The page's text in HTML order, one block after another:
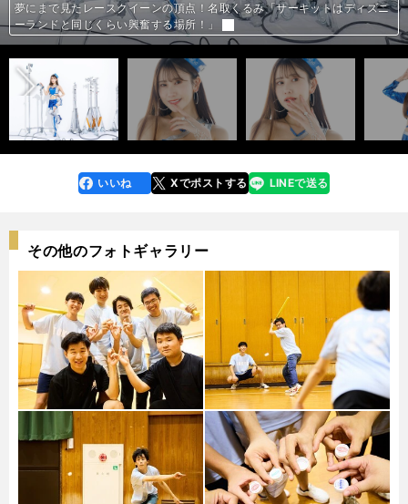
後編「伝説のトップレースクイーンやK-1ガールズも...19人のレースクイ
ーンがサーキットに華を添える！」＞＞
後編「伝説のトップレースクイーンやK-1ガールズも...19人のレースクイ
ーンがサーキットに華を添える！」＞＞
後編「伝説のトップレースクイーンやK-1ガールズも...19人のレースクイ
ーンがサーキットに華を添える！」＞＞
後編「伝説のトップレースクイーンやK-1ガールズも...19人のレースクイ
ーンがサーキットに華を添える！」＞＞
後編「伝説のトップレースクイーンやK-1ガールズも...19人のレースクイ
ーンがサーキットに華を添える！」＞＞
後編「伝説のトップレースクイーンやK-1ガールズも...19人のレースクイ
ーンがサーキットに華を添える！」＞＞
後編「伝説のトップレースクイーンやK-1ガールズも...19人のレースクイ
ーンがサーキットに華を添える！」＞＞
後編「伝説のトップレースクイーンやK-1ガールズも...19人のレースクイ
ーンがサーキットに華を添える！」＞＞
後編「伝説のトップレースクイーンやK-1ガールズも...19人のレースクイ
ーンがサーキットに華を添える！」＞＞
後編「伝説のトップレースクイーンやK-1ガールズも...19人のレースクイ
ーンがサーキットに華を添える！」＞＞
後編「伝説のトップレースクイーンやK-1ガールズも...19人のレースクイ
ーンがサーキットに華を添える！」＞＞
後編「伝説のトップレースクイーンやK-1ガールズも...19人のレースクイ
ーンがサーキットに華を添える！」＞＞
後編「伝説のトップレースクイーンやK-1ガールズも...19人のレースクイ
ーンがサーキットに華を添える！」＞＞
後編「伝説のトップレースクイーンやK-1ガールズも...19人のレースクイ
ーンがサーキットに華を添える！」＞＞
後編「伝説のトップレースクイーンやK-1ガールズも...19人のレースクイ
ーンがサーキットに華を添える！」＞＞
後編「伝説のトップレースクイーンやK-1ガールズも...19人のレースクイ
ーンがサーキットに華を添える！」＞＞
後編「伝説のトップレースクイーンやK-1ガールズも...19人のレースクイ
ーンがサーキットに華を添える！」＞＞
後編「伝説のトップレースクイーンやK-1ガールズも...19人のレースクイ
ーンがサーキットに華を添える！」＞＞
後編「伝説のトップレースクイーンやK-1ガールズも...19人のレースクイ
ーンがサーキットに華を添える！」＞＞
後編「伝説のトップレースクイーンやK-1ガールズも...19人のレースクイ
ーンがサーキットに華を添える！」＞＞
前編「DeNAチア、RIZINガール、ファッションモデル...19人のレースク
イーンがスーパーフォーミュラに集結！」＞＞
前編「DeNAチア、RIZINガール、ファッションモデル...19人のレースク
イーンがスーパーフォーミュラに集結！」＞＞
前編「DeNAチア、RIZINガール、ファッションモデル...19人のレースク
イーンがスーパーフォーミュラに集結！」＞＞
前編「DeNAチア、RIZINガール、ファッションモデル...19人のレースク
イーンがスーパーフォーミュラに集結！」＞＞
前編「DeNAチア、RIZINガール、ファッションモデル...19人のレースク
イーンがスーパーフォーミュラに集結！」＞＞
前編「DeNAチア、RIZINガール、ファッションモデル...19人のレースク
イーンがスーパーフォーミュラに集結！」＞＞
前編「DeNAチア、RIZINガール、ファッションモデル...19人のレースク
イーンがスーパーフォーミュラに集結！」＞＞
前編「DeNAチア、RIZINガール、ファッションモデル...19人のレースク
イーンがスーパーフォーミュラに集結！」＞＞
前編「DeNAチア、RIZINガール、ファッションモデル...19人のレースク
イーンがスーパーフォーミュラに集結！」＞＞
前編「DeNAチア、RIZINガール、ファッションモデル...19人のレースク
イーンがスーパーフォーミュラに集結！」＞＞
前編「DeNAチア、RIZINガール、ファッションモデル...19人のレースク
イーンがスーパーフォーミュラに集結！」＞＞
前編「DeNAチア、RIZINガール、ファッションモデル...19人のレースク
イーンがスーパーフォーミュラに集結！」＞＞
前編「DeNAチア、RIZINガール、ファッションモデル...19人のレースク
イーンがスーパーフォーミュラに集結！」＞＞
前編「DeNAチア、RIZINガール、ファッションモデル...19人のレースク
イーンがスーパーフォーミュラに集結！」＞＞
前編「DeNAチア、RIZINガール、ファッションモデル...19人のレースク
イーンがスーパーフォーミュラに集結！」＞＞
前編「DeNAチア、RIZINガール、ファッションモデル...19人のレースク
イーンがスーパーフォーミュラに集結！」＞＞
前編「DeNAチア、RIZINガール、ファッションモデル...19人のレースク
イーンがスーパーフォーミュラに集結！」＞＞
前編「DeNAチア、RIZINガール、ファッションモデル...19人のレースク
イーンがスーパーフォーミュラに集結！」＞＞
夢にまで見たレースクイーンの頂点！名取くるみ「サーキットはディズニ
ーランドと同じくらい興奮する場所！」
夢にまで見たレースクイーンの頂点！名取くるみ「サーキットはディズニ
ーランドと同じくらい興奮する場所！」
夢にまで見たレースクイーンの頂点！名取くるみ「サーキットはディズニ
ーランドと同じくらい興奮する場所！」
夢にまで見たレースクイーンの頂点！名取くるみ「サーキットはディズニ
ーランドと同じくらい興奮する場所！」
夢にまで見たレースクイーンの頂点！名取くるみ「サーキットはディズニ
ーランドと同じくらい興奮する場所！」
夢にまで見たレースクイーンの頂点！名取くるみ「サーキットはディズニ
ーランドと同じくらい興奮する場所！」
夢にまで見たレースクイーンの頂点！名取くるみ「サーキットはディズニ
ーランドと同じくらい興奮する場所！」
夢にまで見たレースクイーンの頂点！名取くるみ「サーキットはディズニ
ーランドと同じくらい興奮する場所！」
夢にまで見たレースクイーンの頂点！名取くるみ「サーキットはディズニ
ーランドと同じくらい興奮する場所！」
夢にまで見たレースクイーンの頂点！名取くるみ「サーキットはディズニ
ーランドと同じくらい興奮する場所！」
夢にまで見たレースクイーンの頂点！名取くるみ「サーキットはディズニ
ーランドと同じくらい興奮する場所！」
夢にまで見たレースクイーンの頂点！名取くるみ「サーキットはディズニ
ーランドと同じくらい興奮する場所！」
夢にまで見たレースクイーンの頂点！名取くるみ「サーキットはディズニ
ーランドと同じくらい興奮する場所！」
夢にまで見たレースクイーンの頂点！名取くるみ「サーキットはディズニ
ーランドと同じくらい興奮する場所！」
夢にまで見たレースクイーンの頂点！名取くるみ「サーキットはディズニ
ーランドと同じくらい興奮する場所！」
夢にまで見たレースクイーンの頂点！名取くるみ「サーキットはディズニ
ーランドと同じくらい興奮する場所！」
夢にまで見たレースクイーンの頂点！名取くるみ「サーキットはディズニ
ーランドと同じくらい興奮する場所！」
夢にまで見たレースクイーンの頂点！名取くるみ「サーキットはディズニ
ーランドと同じくらい興奮する場所！」
夢にまで見たレースクイーンの頂点！名取くるみ「サーキットはディズニ
ーランドと同じくらい興奮する場所！」
夢にまで見たレースクイーンの頂点！名取くるみ「サーキットはディズニ
ーランドと同じくらい興奮する場所！」
夢にまで見たレースクイーンの頂点！名取くるみ「サーキットはディズニ
ーランドと同じくらい興奮する場所！」
夢にまで見たレースクイーンの頂点！名取くるみ「サーキットはディズニ
ーランドと同じくらい興奮する場所！」
夢にまで見たレースクイーンの頂点！名取くるみ「サーキットはディズニ
ーランドと同じくらい興奮する場所！」
夢にまで見たレースクイーンの頂点！名取くるみ「サーキットはディズニ
ーランドと同じくらい興奮する場所！」
夢にまで見たレースクイーンの頂点！名取くるみ「サーキットはディズニ
ーランドと同じくらい興奮する場所！」
夢にまで見たレースクイーンの頂点！名取くるみ「サーキットはディズニ
ーランドと同じくらい興奮する場所！」
夢にまで見たレースクイーンの頂点！名取くるみ「サーキットはディズニ
ーランドと同じくらい興奮する場所！」
夢にまで見たレースクイーンの頂点！名取くるみ「サーキットはディズニ
ーランドと同じくらい興奮する場所！」
夢にまで見たレースクイーンの頂点！名取くるみ「サーキットはディズニ
ーランドと同じくらい興奮する場所！」
夢にまで見たレースクイーンの頂点！名取くるみ「サーキットはディズニ
ーランドと同じくらい興奮する場所！」
夢にまで見たレースクイーンの頂点！名取くるみ「サーキットはディズニ
ーランドと同じくらい興奮する場所！」
夢にまで見たレースクイーンの頂点！名取くるみ「サーキットはディズニ
ーランドと同じくらい興奮する場所！」
夢にまで見たレースクイーンの頂点！名取くるみ「サーキットはディズニ
ーランドと同じくらい興奮する場所！」
夢にまで見たレースクイーンの頂点！名取くるみ「サーキットはディズニ
ーランドと同じくらい興奮する場所！」
夢にまで見たレースクイーンの頂点！名取くるみ「サーキットはディズニ
ーランドと同じくらい興奮する場所！」
夢にまで見たレースクイーンの頂点！名取くるみ「サーキットはディズニ
ーランドと同じくらい興奮する場所！」
夢にまで見たレースクイーンの頂点！名取くるみ「サーキットはディズニ
ーランドと同じくらい興奮する場所！」
夢にまで見たレースクイーンの頂点！名取くるみ「サーキットはディズニ
ーランドと同じくらい興奮する場所！」
夢にまで見たレースクイーンの頂点！名取くるみ「サーキットはディズニ
ーランドと同じくらい興奮する場所！」
夢にまで見たレースクイーンの頂点！名取くるみ「サーキットはディズニ
ーランドと同じくらい興奮する場所！」
夢にまで見たレースクイーンの頂点！名取くるみ「サーキットはディズニ
ーランドと同じくらい興奮する場所！」
夢にまで見たレースクイーンの頂点！名取くるみ「サーキットはディズニ
ーランドと同じくらい興奮する場所！」
夢にまで見たレースクイーンの頂点！名取くるみ「サーキットはディズニ
ーランドと同じくらい興奮する場所！」
人気No.1レースクイーン軍団「ZENTsweeties」2023最新コスチューム
でスーパーGTシリーズを盛り上げる！
人気No.1レースクイーン軍団「ZENTsweeties」2023最新コスチューム
でスーパーGTシリーズを盛り上げる！
人気No.1レースクイーン軍団「ZENTsweeties」2023最新コスチューム
でスーパーGTシリーズを盛り上げる！
人気No.1レースクイーン軍団「ZENTsweeties」2023最新コスチューム
でスーパーGTシリーズを盛り上げる！
人気No.1レースクイーン軍団「ZENTsweeties」2023最新コスチューム
でスーパーGTシリーズを盛り上げる！
人気No.1レースクイーン軍団「ZENTsweeties」2023最新コスチューム
でスーパーGTシリーズを盛り上げる！
人気No.1レースクイーン軍団「ZENTsweeties」2023最新コスチューム
でスーパーGTシリーズを盛り上げる！
人気No.1レースクイーン軍団「ZENTsweeties」2023最新コスチューム
でスーパーGTシリーズを盛り上げる！
人気No.1レースクイーン軍団「ZENTsweeties」2023最新コスチューム
でスーパーGTシリーズを盛り上げる！
人気No.1レースクイーン軍団「ZENTsweeties」2023最新コスチューム
でスーパーGTシリーズを盛り上げる！
人気No.1レースクイーン軍団「ZENTsweeties」2023最新コスチューム
でスーパーGTシリーズを盛り上げる！
人気No.1レースクイーン軍団「ZENTsweeties」2023最新コスチューム
でスーパーGTシリーズを盛り上げる！
人気No.1レースクイーン軍団「ZENTsweeties」2023最新コスチューム
でスーパーGTシリーズを盛り上げる！
人気No.1レースクイーン軍団「ZENTsweeties」2023最新コスチューム
でスーパーGTシリーズを盛り上げる！
人気No.1レースクイーン軍団「ZENTsweeties」2023最新コスチューム
でスーパーGTシリーズを盛り上げる！
人気No.1レースクイーン軍団「ZENTsweeties」2023最新コスチューム
でスーパーGTシリーズを盛り上げる！
人気No.1レースクイーン軍団「ZENTsweeties」2023最新コスチューム
でスーパーGTシリーズを盛り上げる！
人気No.1レースクイーン軍団「ZENTsweeties」2023最新コスチューム
でスーパーGTシリーズを盛り上げる！
人気No.1レースクイーン軍団「ZENTsweeties」2023最新コスチューム
でスーパーGTシリーズを盛り上げる！
人気No.1レースクイーン軍団「ZENTsweeties」2023最新コスチューム
でスーパーGTシリーズを盛り上げる！
人気No.1レースクイーン軍団「ZENTsweeties」2023最新コスチューム
でスーパーGTシリーズを盛り上げる！
人気No.1レースクイーン軍団「ZENTsweeties」2023最新コスチューム
でスーパーGTシリーズを盛り上げる！
人気No.1レースクイーン軍団「ZENTsweeties」2023最新コスチューム
でスーパーGTシリーズを盛り上げる！
人気No.1レースクイーン軍団「ZENTsweeties」2023最新コスチューム
でスーパーGTシリーズを盛り上げる！
人気No.1レースクイーン軍団「ZENTsweeties」2023最新コスチューム
でスーパーGTシリーズを盛り上げる！
人気No.1レースクイーン軍団「ZENTsweeties」2023最新コスチューム
でスーパーGTシリーズを盛り上げる！
人気No.1レースクイーン軍団「ZENTsweeties」2023最新コスチューム
でスーパーGTシリーズを盛り上げる！
前へ
faceboo
k
いいね Xでポストする
line LINEで送る
その他のフォトギャラリー